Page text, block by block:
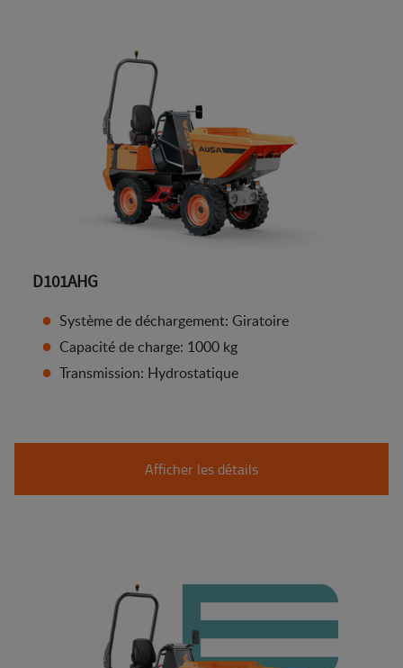
D101AHG
Système de déchargement: Giratoire
Capacité de charge: 1000 kg
Transmission: Hydrostatique
Afficher les détails